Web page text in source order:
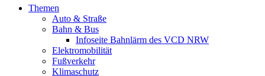
Themen
Auto & Straße
Bahn & Bus
Infoseite Bahnlärm des VCD NRW
Elektromobilität
Fußverkehr
Klimaschutz